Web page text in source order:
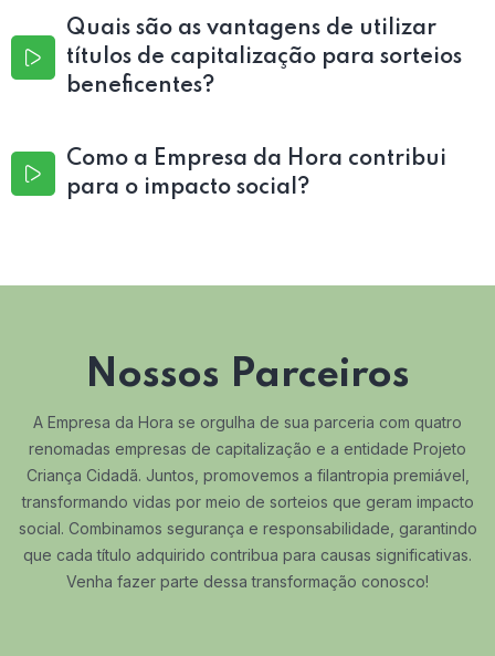
Quais são as vantagens de utilizar
títulos de capitalização para sorteios
beneficentes?
Como a Empresa da Hora contribui
para o impacto social?
Nossos Parceiros
A Empresa da Hora se orgulha de sua parceria com quatro
renomadas empresas de capitalização e a entidade Projeto
Criança Cidadã. Juntos, promovemos a filantropia premiável,
transformando vidas por meio de sorteios que geram impacto
social. Combinamos segurança e responsabilidade, garantindo
que cada título adquirido contribua para causas significativas.
Venha fazer parte dessa transformação conosco!